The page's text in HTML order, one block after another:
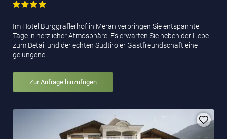
Im Hotel Burggräflerhof in Meran verbringen Sie entspannte
Tage in herzlicher Atmosphäre. Es erwarten Sie neben der Liebe
zum Detail und der echten Südtiroler Gastfreundschaft eine
gelungene…
Zur Anfrage hinzufügen